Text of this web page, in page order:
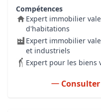
Compétences
Expert immobilier
d'habitations
Expert immobilier
et industriels
Expert pour les biens